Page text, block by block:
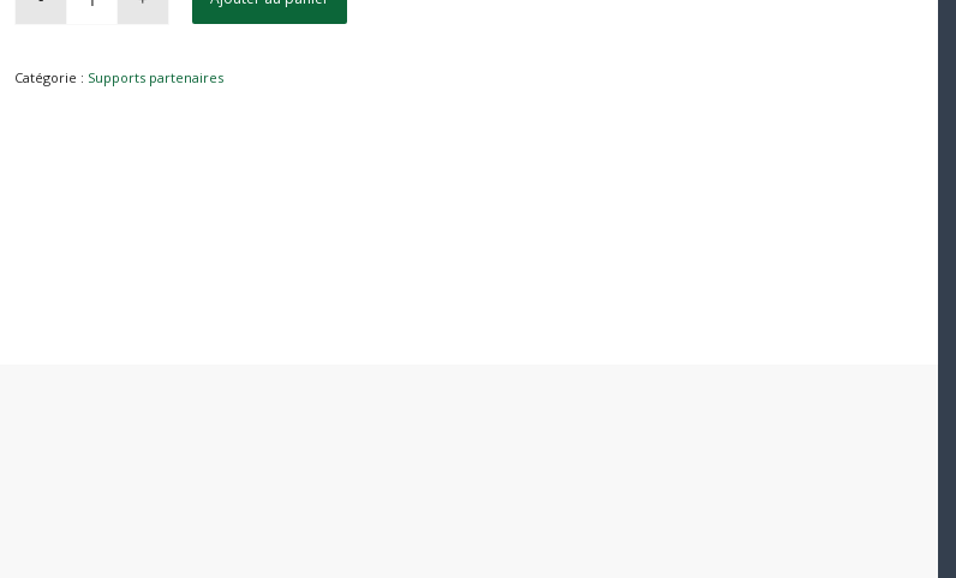
Catégorie : Supports partenaires